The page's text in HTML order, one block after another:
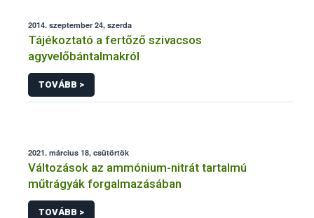
2014. szeptember 24, szerda
Tájékoztató a fertőző szivacsos
agyvelőbántalmakról
TOVÁBB >
2021. március 18, csütörtök
Változások az ammónium-nitrát tartalmú
műtrágyák forgalmazásában
TOVÁBB >